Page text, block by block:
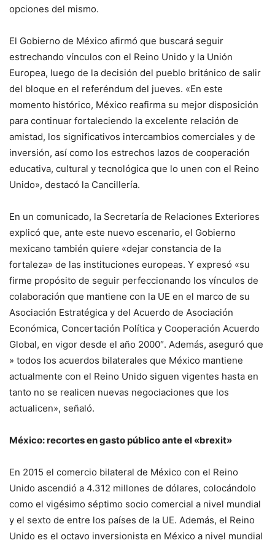
opciones del mismo.
El Gobierno de México afirmó que buscará seguir
estrechando vínculos con el Reino Unido y la Unión
Europea, luego de la decisión del pueblo británico de salir
del bloque en el referéndum del jueves. «En este
momento histórico, México reafirma su mejor disposición
para continuar fortaleciendo la excelente relación de
amistad, los significativos intercambios comerciales y de
inversión, así como los estrechos lazos de cooperación
educativa, cultural y tecnológica que lo unen con el Reino
Unido», destacó la Cancillería.
En un comunicado, la Secretaría de Relaciones Exteriores
explicó que, ante este nuevo escenario, el Gobierno
mexicano también quiere «dejar constancia de la
fortaleza» de las instituciones europeas. Y expresó «su
firme propósito de seguir perfeccionando los vínculos de
colaboración que mantiene con la UE en el marco de su
Asociación Estratégica y del Acuerdo de Asociación
Económica, Concertación Política y Cooperación Acuerdo
Global, en vigor desde el año 2000″. Además, aseguró que
» todos los acuerdos bilaterales que México mantiene
actualmente con el Reino Unido siguen vigentes hasta en
tanto no se realicen nuevas negociaciones que los
actualicen», señaló.
México: recortes en gasto público ante el «brexit»
En 2015 el comercio bilateral de México con el Reino
Unido ascendió a 4.312 millones de dólares, colocándolo
como el vigésimo séptimo socio comercial a nivel mundial
y el sexto de entre los países de la UE. Además, el Reino
Unido es el octavo inversionista en México a nivel mundial